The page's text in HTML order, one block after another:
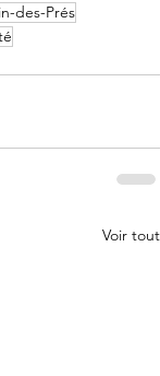
des-Prés
Voir tout